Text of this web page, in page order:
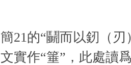
簡21的“鬭而以釰（
文實作“箠”，此處讀